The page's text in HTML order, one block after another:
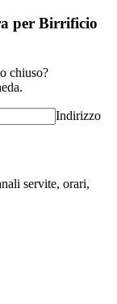
per Birrificio
chiuso?
Indirizzo
servite, orari,